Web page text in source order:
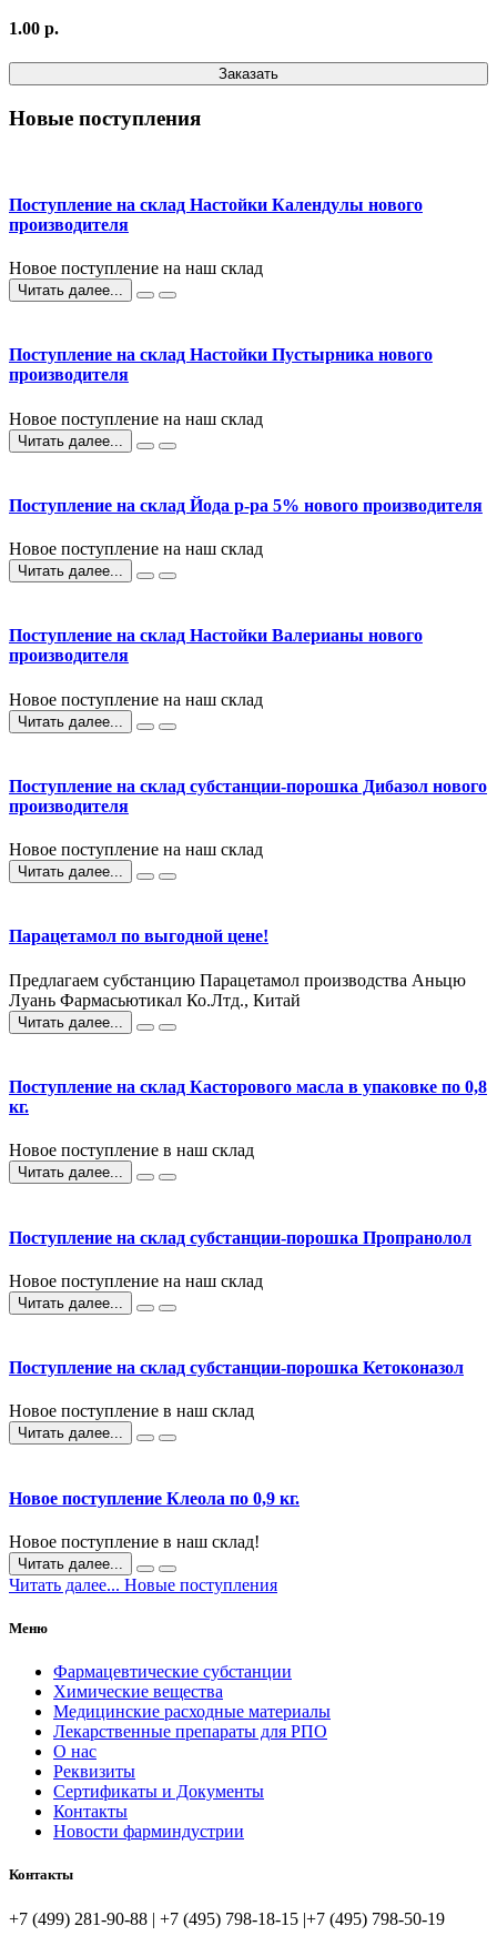
1.00 р.
Заказать
Новые поступления
Поступление на склад Настойки Календулы нового
производителя
Новое поступление на наш склад
Читать далее...
Поступление на склад Настойки Пустырника нового
производителя
Новое поступление на наш склад
Читать далее...
Поступление на склад Йода р-ра 5% нового производителя
Новое поступление на наш склад
Читать далее...
Поступление на склад Настойки Валерианы нового
производителя
Новое поступление на наш склад
Читать далее...
Поступление на склад субстанции-порошка Дибазол нового
производителя
Новое поступление на наш склад
Читать далее...
Парацетамол по выгодной цене!
Предлагаем субстанцию Парацетамол производства Аньцю
Луань Фармасьютикал Ко.Лтд., Китай
Читать далее...
Поступление на склад Касторового масла в упаковке по 0,8
кг.
Новое поступление в наш склад
Читать далее...
Поступление на склад субстанции-порошка Пропранолол
Новое поступление на наш склад
Читать далее...
Поступление на склад субстанции-порошка Кетоконазол
Новое поступление в наш склад
Читать далее...
Новое поступление Клеола по 0,9 кг.
Новое поступление в наш склад!
Читать далее...
Читать далее... Новые поступления
Меню
Фармацевтические субстанции
Химические вещества
Медицинские расходные материалы
Лекарственные препараты для РПО
О нас
Реквизиты
Сертификаты и Документы
Контакты
Новости фарминдустрии
Контакты
+7 (499) 281-90-88 | +7 (495) 798-18-15 |+7 (495) 798-50-19